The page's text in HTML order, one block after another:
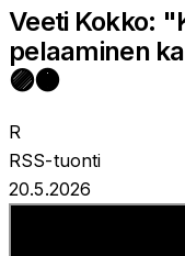
Veeti Kokko:
pelaaminen
🟣🟠
R
RSS-tuonti
20.5.2026